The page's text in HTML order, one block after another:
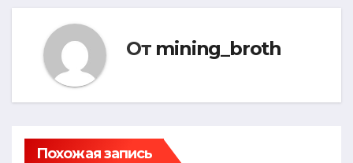
От mining_broth
Похожая запись